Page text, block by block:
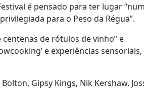
é pensado para ter lugar
para o Peso da Régua”.
de rótulos de vinho” e
e experiências sensoriais,
Gipsy Kings, Nik Kershaw,